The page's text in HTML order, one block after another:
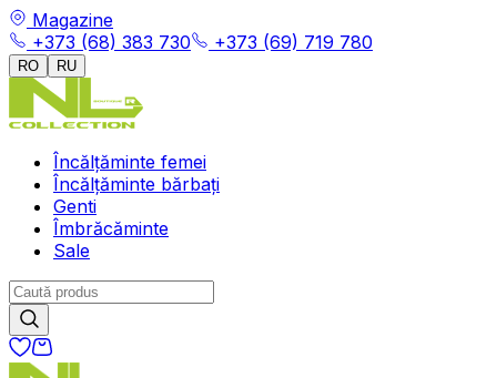
Magazine
+373 (68) 383 730
+373 (69) 719 780
RO RU
Încălțăminte femei
Încălțăminte bărbați
Genti
Îmbrăcăminte
Sale